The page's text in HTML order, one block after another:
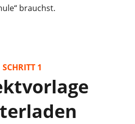
brauchst.
SCHRITT 1